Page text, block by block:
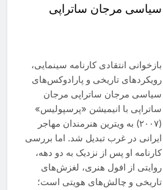
سیاسی مرجان ساتراپی
بازخوانی انتقادی کارنامه سینمایی،
رویکردهای تاریخی و پارادوکس‌های
سیاسی مرجان ساتراپی مرجان
ساتراپی با انیمیشن «پرسپولیس»
(۲۰۰۷) به ویترین هنرمندان مهاجر
ایرانی در غرب تبدیل شد. اما بررسی
کارنامه او پس از نزدیک به دو دهه،
روایتی از افول هنری، لغزش‌های
تاریخی و چالش‌های هویتی است؛